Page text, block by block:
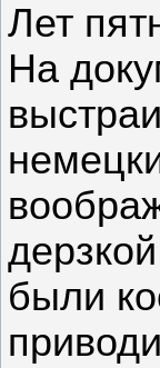
Лет
На
были